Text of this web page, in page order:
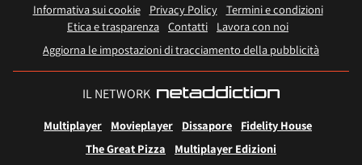
Informativa sui cookie Privacy Policy
Termini e condizioni
Etica e trasparenza Contatti
Lavora con noi
Aggiorna le impostazioni di tracciamento della pubblicità
IL NETWORK
Multiplayer Movieplayer Dissapore
Fidelity House
The Great Pizza
Multiplayer Edizioni